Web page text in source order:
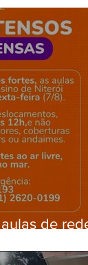
de rede
sexta (7)